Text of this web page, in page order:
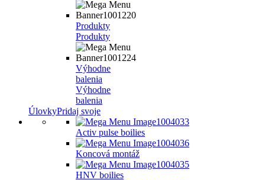
Produkty
Produkty
Výhodne
balenia
Výhodne
balenia
ÚlovkyPridaj svoje
Activ pulse boilies
Koncová montáž
HNV boilies